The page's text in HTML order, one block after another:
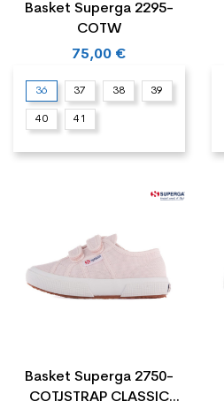
Basket Superga 2295-
COTW
75,00 €
36 37 38 39
40 41
Basket Superga 2750-
COTJSTRAP CLASSIC